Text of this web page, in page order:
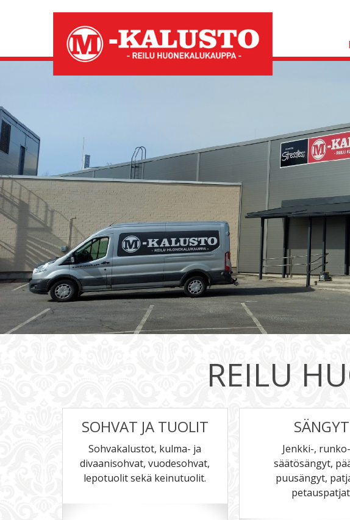
Kauniita ja
REILU
SOHVAT JA TUOLIT
Sohvakalustot, kulma- ja
divaanisohvat, vuodesohvat,
lepotuolit sekä keinutuolit.
SÄNGYT
Jenkki-,
säätösängyt,
puusängyt,